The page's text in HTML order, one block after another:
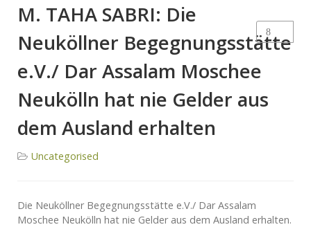
M. TAHA SABRI: Die
Neuköllner Begegnungsstätte
e.V./ Dar Assalam Moschee
Neukölln hat nie Gelder aus
dem Ausland erhalten
Uncategorised
Die Neuköllner Begegnungsstätte e.V./ Dar Assalam
Moschee Neukölln hat nie Gelder aus dem Ausland erhalten.